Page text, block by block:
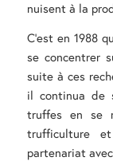
nuisent à la
C’est en 1988
se concentrer
suite à ces
il continua de
truffes en se
trufficulture
partenariat avec